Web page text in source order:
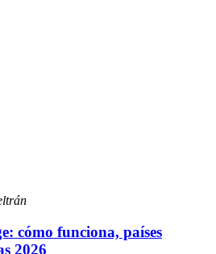
cómo funciona, países
2026